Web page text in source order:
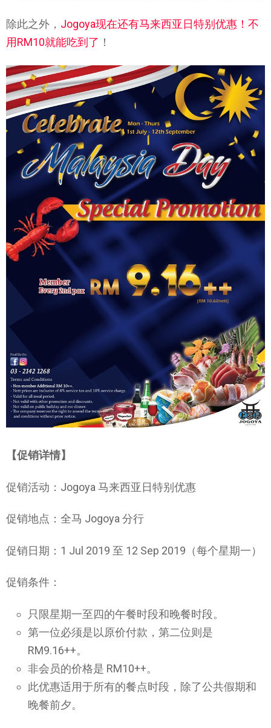
除此之外， Jogoya现在还有马来西亚日特别优惠！不
用RM10就能吃到了 ！
【促销详情】
促销活动：Jogoya 马来西亚日特别优惠
促销地点：全马 Jogoya 分行
促销日期：1 Jul 2019 至 12 Sep 2019（每个星期一）
促销条件：
只限星期一至四的午餐时段和晚餐时段。
第一位必须是以原价付款，第二位则是
RM9.16++。
非会员的价格是 RM10++。
此优惠适用于所有的餐点时段，除了公共假期和
晚餐前夕。